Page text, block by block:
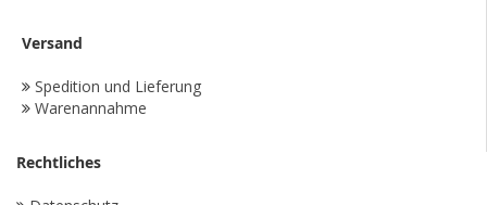
Versand
Spedition und Lieferung
Warenannahme
Rechtliches